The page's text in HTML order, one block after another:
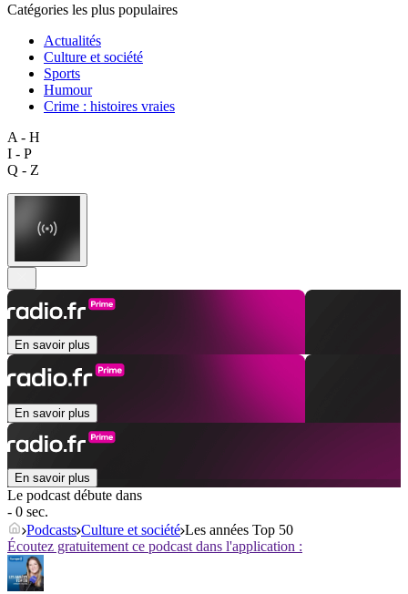
Catégories les plus populaires
Actualités
Culture et société
Sports
Humour
Crime : histoires vraies
A - H
I - P
Q - Z
En savoir plus
En savoir plus
En savoir plus
Le podcast débute dans
- 0 sec.
Podcasts Culture et société Les années Top 50
Écoutez gratuitement ce podcast dans l'application :